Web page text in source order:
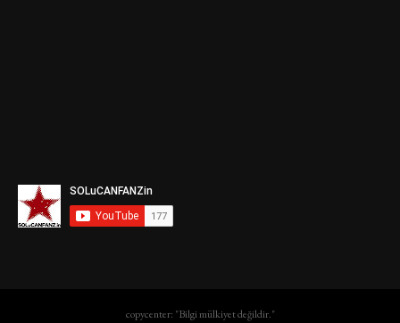
copycenter: "Bilgi mülkiyet değildir."